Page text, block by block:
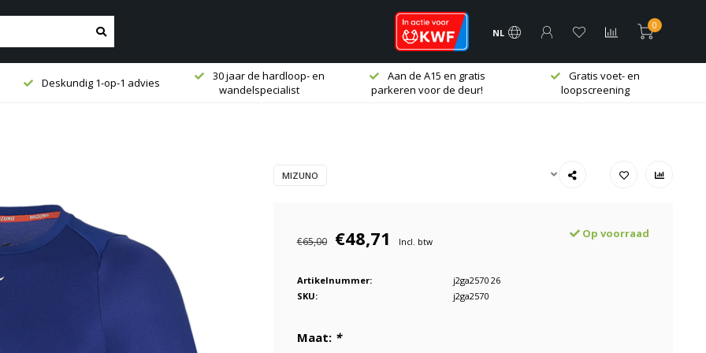
NL
0
Deskundig 1-op-1 advies
30 jaar de hardloop- en
wandelspecialist
Aan de A15 en gratis
parkeren voor de deur!
Gratis voet- en
loopscreening
MIZUNO
€65,00 €48,71 Incl. btw
Op voorraad
Artikelnummer:
j2ga2570 26
SKU:
j2ga2570
Maat: *